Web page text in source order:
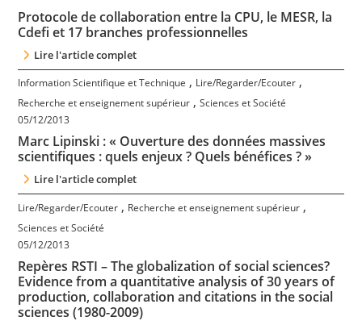
Nous suivre
Protocole de collaboration entre la CPU, le MESR, la
Cdefi et 17 branches professionnelles
Lire l'article complet
Information Scientifique et Technique , Lire/Regarder/Ecouter ,
Recherche et enseignement supérieur ,Sciences et Société
05/12/2013
Marc Lipinski : « Ouverture des données massives
scientifiques : quels enjeux ? Quels bénéfices ? »
Lire l'article complet
Lire/Regarder/Ecouter , Recherche et enseignement supérieur ,
Sciences et Société
05/12/2013
Repères RSTI – The globalization of social sciences?
Evidence from a quantitative analysis of 30 years of
production, collaboration and citations in the social
sciences (1980-2009)